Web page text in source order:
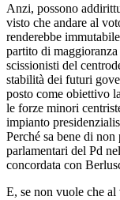
Anzi, possono
visto che andare al
renderebbe
partito di
scissionisti del
stabilità dei futuri
posto come obiettivo
le forze minori
impianto
Perché sa bene di
parlamentari del Pd
concordata con
E, se non vuole che